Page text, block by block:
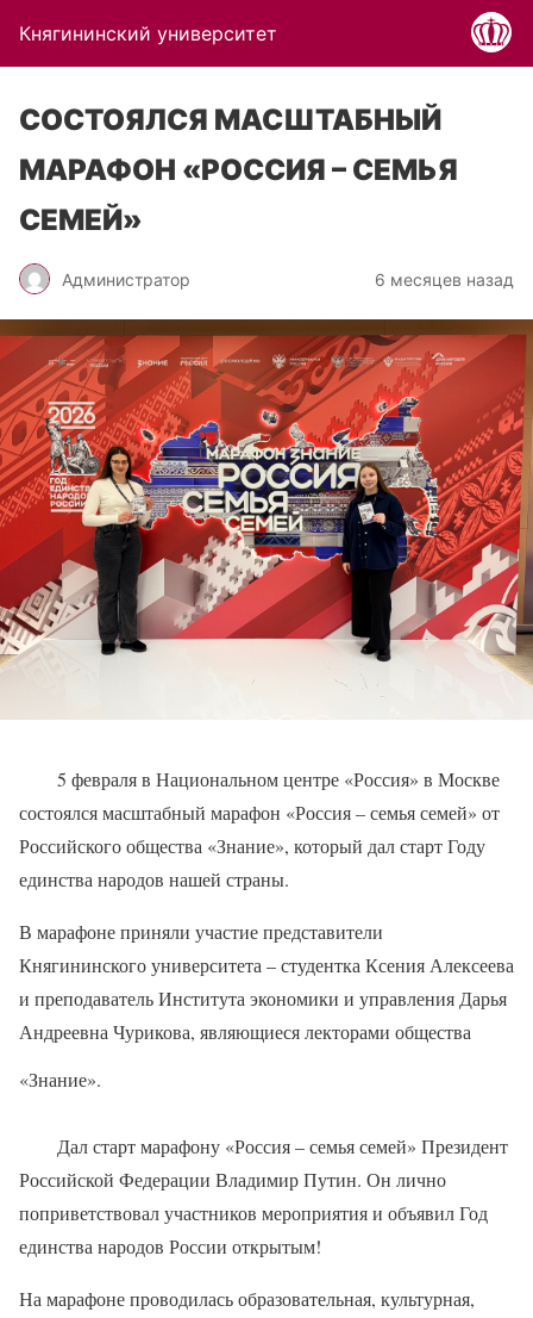
Княгининский университет
СОСТОЯЛСЯ МАСШТАБНЫЙ
МАРАФОН «РОССИЯ – СЕМЬЯ
СЕМЕЙ»
Администратор 6 месяцев назад
5 февраля в Национальном центре «Россия» в Москве
состоялся масштабный марафон «Россия – семья семей» от
Российского общества «Знание», который дал старт Году
единства народов нашей страны.
В марафоне приняли участие представители
Княгининского университета – студентка Ксения Алексеева
и преподаватель Института экономики и управления Дарья
Андреевна Чурикова, являющиеся лекторами общества
«Знание».
Дал старт марафону «Россия – семья семей» Президент
Российской Федерации Владимир Путин. Он лично
поприветствовал участников мероприятия и объявил Год
единства народов России открытым!
На марафоне проводилась образовательная, культурная,